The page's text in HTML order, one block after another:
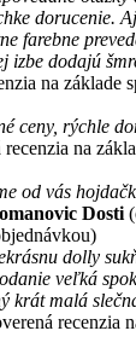
dorucenie.
farebne
izbe dodajú
na základe
ceny, rýchle
recenzia na
od vás
Dosti
dolly
veľká
krát malá
recenzia